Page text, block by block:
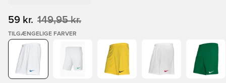
59 kr. 149,95 kr.
TILGÆNGELIGE FARVER